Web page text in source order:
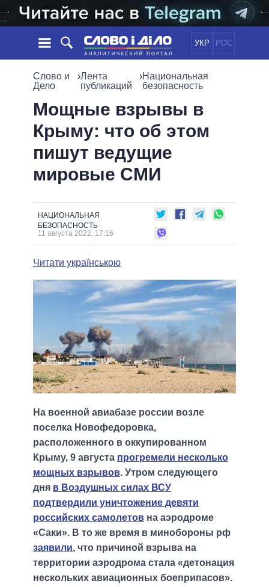
УКР РОС
НОВОСТИ
ЛЕНТА
СОБЫТИЯ
СТАТЬИ
МНЕНИЯ
ОБЗОРЫ
ОБЩЕСТВО
МИР
ПОЛИТИКИ
ВСЕ ПОЛИТИКИ
ПРЕЗИДЕНТ И ОФИС
ГЛАВЫ ОБЛАДМИНИСТРАЦИЙ
МЭРЫ
ВСЕ ПЕРСОНЫ
ИНФОГРАФИКА
ВИДЕО
ПОДДЕРЖАТЬ
СРАВНЕНИЕ ПОЛИТИКОВ
Слово и
Дело
›Лента
публикаций
›Национальная
безопасность
Мощные взрывы в
Крыму: что об этом
пишут ведущие
мировые СМИ
НАЦИОНАЛЬНАЯ
БЕЗОПАСНОСТЬ
11 августа 2022, 17:16
Читати українською
На военной авиабазе россии возле
поселка Новофедоровка,
расположенного в оккупированном
Крыму, 9 августа прогремели несколько
мощных взрывов. Утром следующего
дня в Воздушных силах ВСУ
подтвердили уничтожение девяти
российских самолетов на аэродроме
«Саки». В то же время в минобороны рф
заявили, что причиной взрыва на
территории аэродрома стала «детонация
нескольких авиационных боеприпасов».